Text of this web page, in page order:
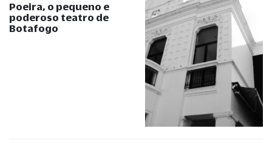
Poeira, o pequeno e
poderoso teatro de
Botafogo